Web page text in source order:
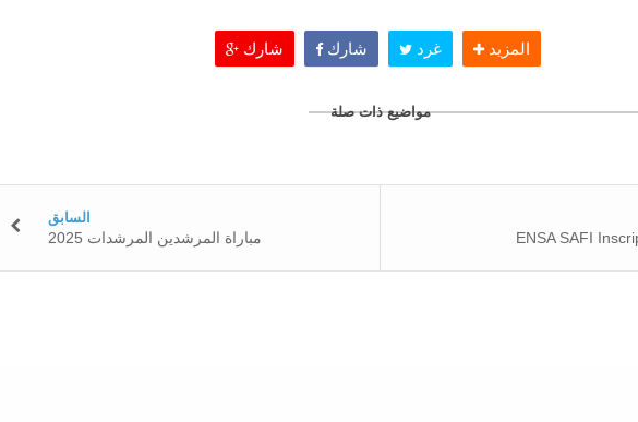
شارك شارك غرد المزيد
مواضيع ذات صلة
ENSA SAFI
السابق
مباراة المرشدين المرشدات 2025